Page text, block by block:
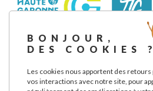
BONJOUR,
DES COOKIES ?
Les cookies nous apportent des
vos interactions avec notre site, pour
régulièrement des améliorations à